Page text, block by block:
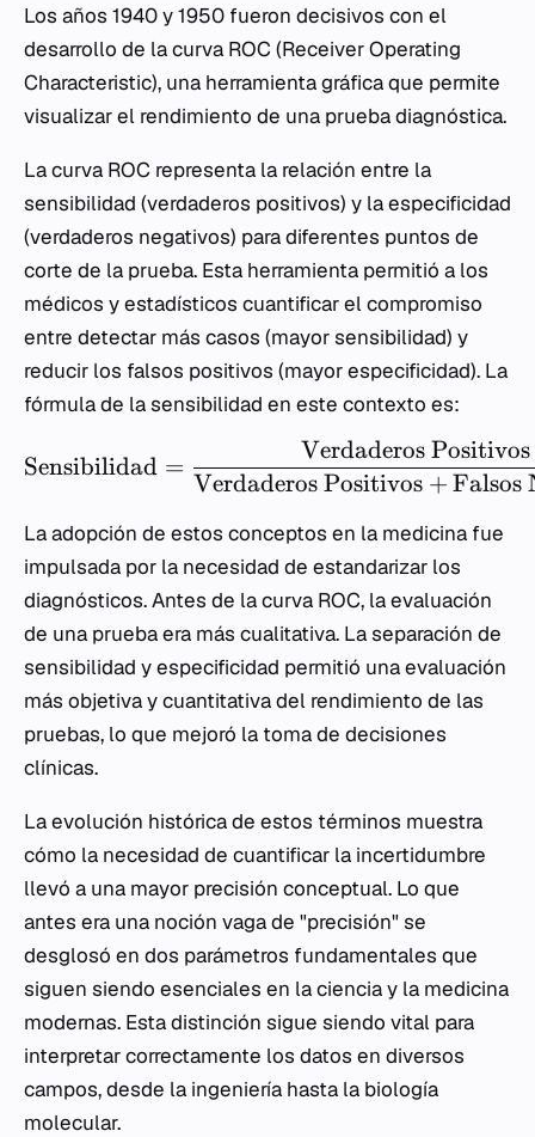
Los años 1940 y 1950 fueron decisivos con el
desarrollo de la curva ROC (Receiver Operating
Characteristic), una herramienta gráfica que permite
visualizar el rendimiento de una prueba diagnóstica.
La curva ROC representa la relación entre la
sensibilidad (verdaderos positivos) y la especificidad
(verdaderos negativos) para diferentes puntos de
corte de la prueba. Esta herramienta permitió a los
médicos y estadísticos cuantificar el compromiso
entre detectar más casos (mayor sensibilidad) y
reducir los falsos positivos (mayor especificidad). La
fórmula de la sensibilidad en este contexto es:
Sensibilidad =
Verdaderos Positivos + Falsos
Verdaderos Positivos
La adopción de estos conceptos en la medicina fue
impulsada por la necesidad de estandarizar los
diagnósticos. Antes de la curva ROC, la evaluación
de una prueba era más cualitativa. La separación de
sensibilidad y especificidad permitió una evaluación
más objetiva y cuantitativa del rendimiento de las
pruebas, lo que mejoró la toma de decisiones
clínicas.
La evolución histórica de estos términos muestra
cómo la necesidad de cuantificar la incertidumbre
llevó a una mayor precisión conceptual. Lo que
antes era una noción vaga de "precisión" se
desglosó en dos parámetros fundamentales que
siguen siendo esenciales en la ciencia y la medicina
modernas. Esta distinción sigue siendo vital para
interpretar correctamente los datos en diversos
campos, desde la ingeniería hasta la biología
molecular.